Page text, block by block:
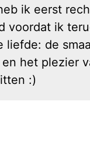
ik eerst
voordat ik
liefde: de
het plezier
:)